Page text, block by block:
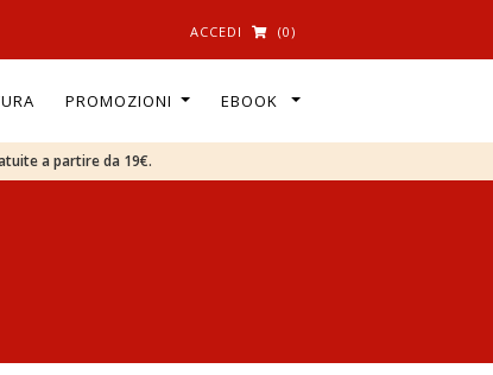
ACCEDI (0)
PROMOZIONI EBOOK
a partire da 19€.